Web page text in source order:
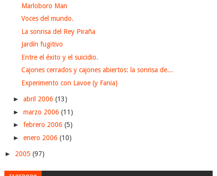
Marloboro Man
Voces del mundo.
La sonrisa del Rey Piraña
Jardín fugitivo
Entre el éxito y el suicidio.
Cajones cerrados y cajones abiertos: la sonrisa de...
Experimento con Lavoe (y Fania)
► abril 2006 (13)
► marzo 2006 (11)
► febrero 2006 (5)
► enero 2006 (10)
► 2005 (97)